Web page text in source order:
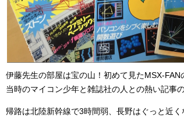
伊藤先生の部屋は宝の山！初めて見たMSX-FAN
当時のマイコン少年と雑誌社の人との熱い記事
帰路は北陸新幹線で3時間弱、長野はぐっと近く